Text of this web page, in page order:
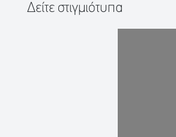
Δείτε στιγμιότυπα